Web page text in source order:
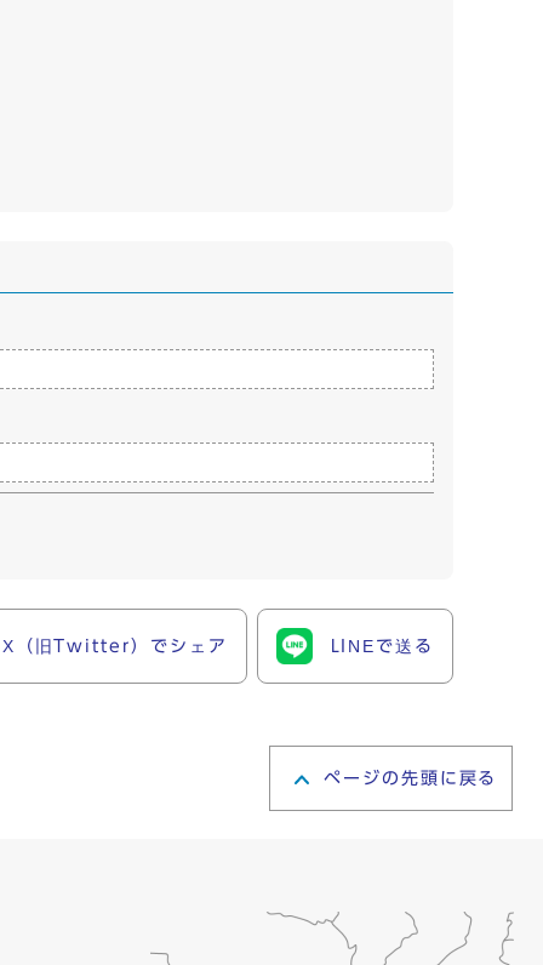
X（旧Twitter）でシェア LINEで送る
ページの先頭に戻る